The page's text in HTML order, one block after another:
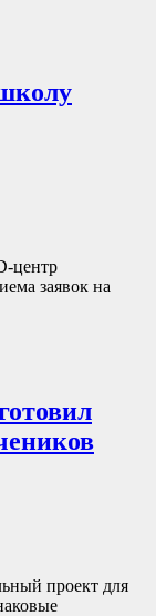
центр
заявок на
проект для